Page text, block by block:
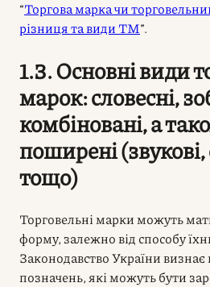
“Торгова марка чи
різниця та види ТМ”.
1.3. Основні види
марок: словесні,
комбіновані, а
поширені (звукові,
тощо)
Торговельні марки можуть
форму, залежно від способу
Законодавство України
позначень, які можуть бути